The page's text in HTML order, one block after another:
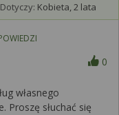
Dotyczy: Kobieta, 2 lata
0
własnego
Proszę słuchać się